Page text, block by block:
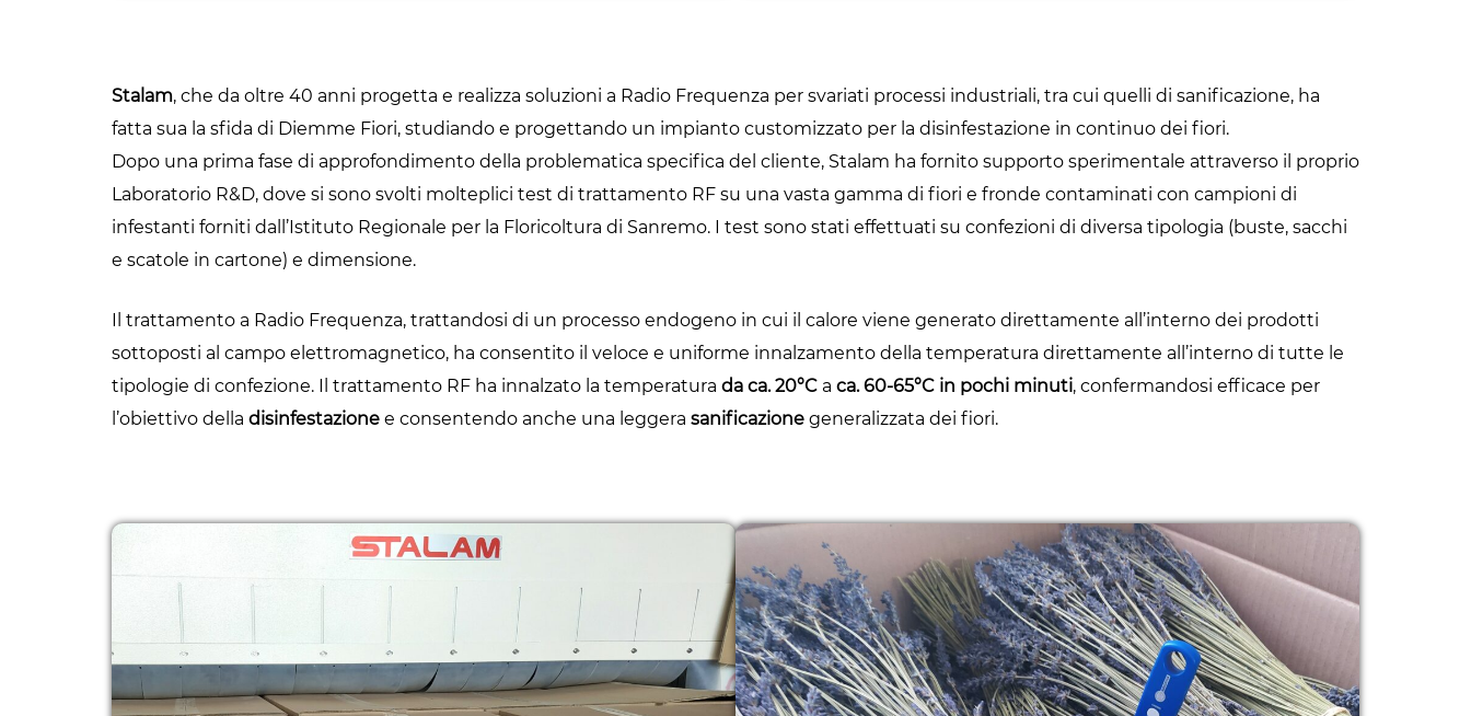
Stalam, che da oltre 40 anni progetta e realizza soluzioni a Radio Frequenza per svariati processi industriali, tra cui quelli di sanificazione, ha
fatta sua la sfida di Diemme Fiori, studiando e progettando un impianto customizzato per la disinfestazione in continuo dei fiori.
Dopo una prima fase di approfondimento della problematica specifica del cliente, Stalam ha fornito supporto sperimentale attraverso il proprio
Laboratorio R&D, dove si sono svolti molteplici test di trattamento RF su una vasta gamma di fiori e fronde contaminati con campioni di
infestanti forniti dall’Istituto Regionale per la Floricoltura di Sanremo. I test sono stati effettuati su confezioni di diversa tipologia (buste, sacchi
e scatole in cartone) e dimensione.
Il trattamento a Radio Frequenza, trattandosi di un processo endogeno in cui il calore viene generato direttamente all’interno dei prodotti
sottoposti al campo elettromagnetico, ha consentito il veloce e uniforme innalzamento della temperatura direttamente all’interno di tutte le
tipologie di confezione. Il trattamento RF ha innalzato la temperatura da ca. 20°C a ca. 60-65°C in pochi minuti, confermandosi efficace per
l’obiettivo della disinfestazione e consentendo anche una leggera sanificazione generalizzata dei fiori.